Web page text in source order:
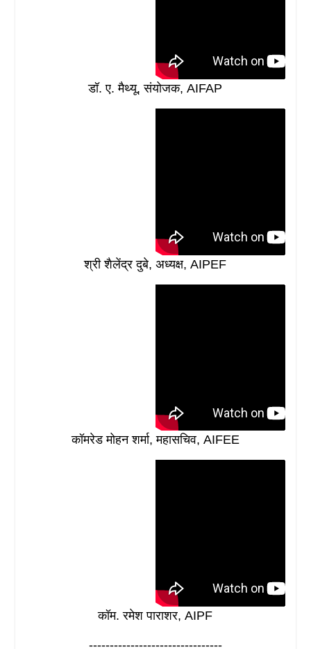
डॉ. ए. मैथ्यू, संयोजक, AIFAP
श्री शैलेंद्र दुबे, अध्यक्ष, AIPEF
कॉमरेड मोहन शर्मा, महासचिव, AIFEE
कॉम. रमेश पाराशर, AIPF
--------------------------------